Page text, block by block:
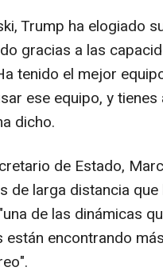
Trump ha elogiado
gracias a las
tenido el mejor
ese equipo, y
dicho.
de Estado,
de larga distancia
de las dinámicas
están encontrando